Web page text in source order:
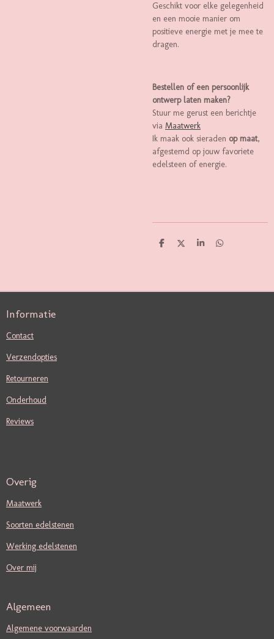
Geschikt voor elke gelegenheid
en een mooie manier om
positieve energie met je mee te
dragen.
Bestellen of een persoonlijk
ontwerp laten maken?
Stuur me gerust een berichtje
via Maatwerk
Ik maak ook sieraden op maat,
afgestemd op jouw favoriete
edelsteen of energie.
D
D
S
D
Informatie
Contact
Verzendopties
Retourneren
Onderhoud
Reviews
Overig
Maatwerk
Soorten edelstenen
Werking edelstenen
Over mij
Algemeen
Algemene voorwaarden